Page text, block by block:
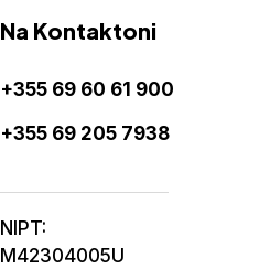
Na Kontaktoni
+355 69 60 61 900
+355 69 205 7938
NIPT:
M42304005U